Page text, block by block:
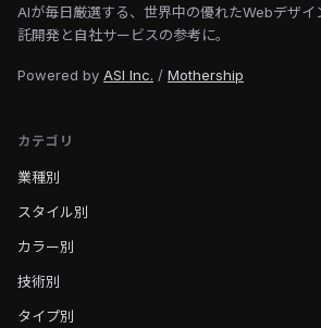
AIが毎日厳選する、世界中の優れたWebデザイ
託開発と自社サービスの参考に。
Powered by ASI Inc. / Mothership
カテゴリ
業種別
スタイル別
カラー別
技術別
タイプ別